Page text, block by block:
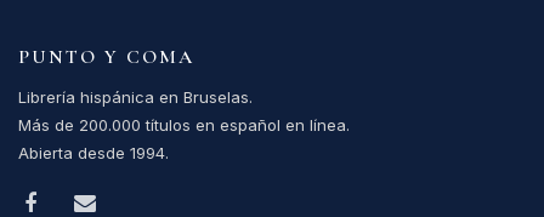
PUNTO Y COMA
Librería hispánica en Bruselas.
Más de 200.000 títulos en español en línea.
Abierta desde 1994.